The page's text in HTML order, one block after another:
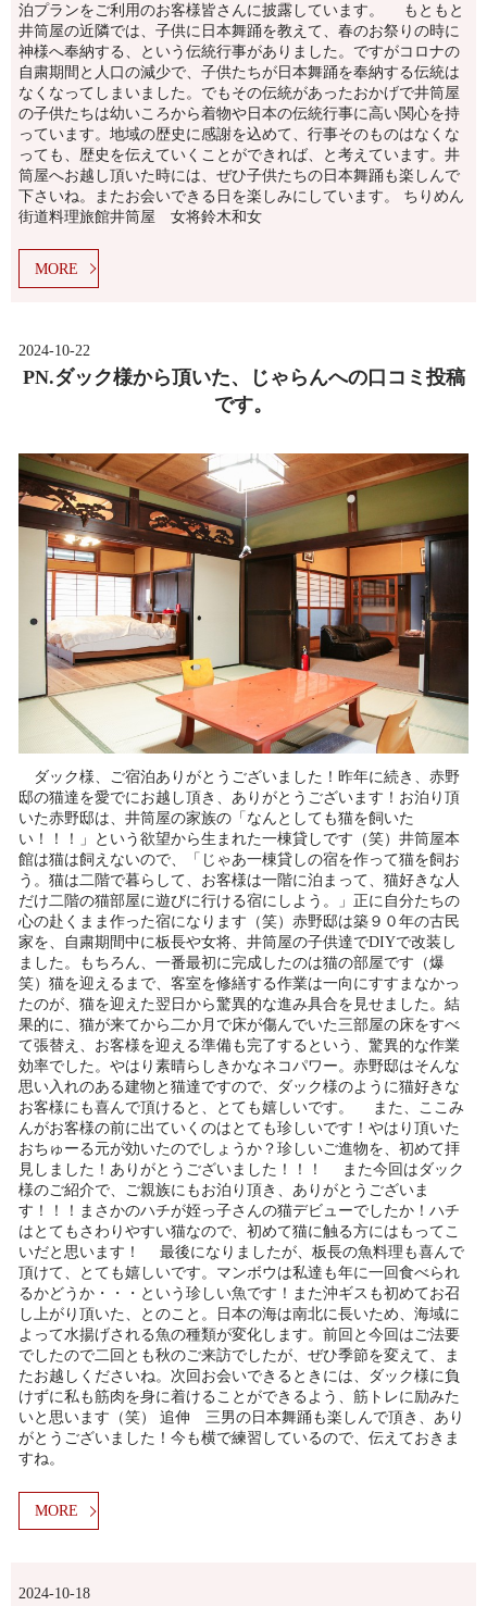
泊プランをご利用のお客様皆さんに披露しています。 もともと
井筒屋の近隣では、子供に日本舞踊を教えて、春のお祭りの時に
神様へ奉納する、という伝統行事がありました。ですがコロナの
自粛期間と人口の減少で、子供たちが日本舞踊を奉納する伝統は
なくなってしまいました。でもその伝統があったおかげで井筒屋
の子供たちは幼いころから着物や日本の伝統行事に高い関心を持
っています。地域の歴史に感謝を込めて、行事そのものはなくな
っても、歴史を伝えていくことができれば、と考えています。井
筒屋へお越し頂いた時には、ぜひ子供たちの日本舞踊も楽しんで
下さいね。またお会いできる日を楽しみにしています。 ちりめん
街道料理旅館井筒屋 女将鈴木和女
MORE
2024-10-22
PN.ダック様から頂いた、じゃらんへの口コミ投稿
です。
ダック様、ご宿泊ありがとうございました！昨年に続き、赤野
邸の猫達を愛でにお越し頂き、ありがとうございます！お泊り頂
いた赤野邸は、井筒屋の家族の「なんとしても猫を飼いた
い！！！」という欲望から生まれた一棟貸しです（笑）井筒屋本
館は猫は飼えないので、「じゃあ一棟貸しの宿を作って猫を飼お
う。猫は二階で暮らして、お客様は一階に泊まって、猫好きな人
だけ二階の猫部屋に遊びに行ける宿にしよう。」正に自分たちの
心の赴くまま作った宿になります（笑）赤野邸は築９０年の古民
家を、自粛期間中に板長や女将、井筒屋の子供達でDIYで改装し
ました。もちろん、一番最初に完成したのは猫の部屋です（爆
笑）猫を迎えるまで、客室を修繕する作業は一向にすすまなかっ
たのが、猫を迎えた翌日から驚異的な進み具合を見せました。結
果的に、猫が来てから二か月で床が傷んでいた三部屋の床をすべ
て張替え、お客様を迎える準備も完了するという、驚異的な作業
効率でした。やはり素晴らしきかなネコパワー。赤野邸はそんな
思い入れのある建物と猫達ですので、ダック様のように猫好きな
お客様にも喜んで頂けると、とても嬉しいです。 また、ここみ
んがお客様の前に出ていくのはとても珍しいです！やはり頂いた
おちゅーる元が効いたのでしょうか？珍しいご進物を、初めて拝
見しました！ありがとうございました！！！ また今回はダック
様のご紹介で、ご親族にもお泊り頂き、ありがとうございま
す！！！まさかのハチが姪っ子さんの猫デビューでしたか！ハチ
はとてもさわりやすい猫なので、初めて猫に触る方にはもってこ
いだと思います！ 最後になりましたが、板長の魚料理も喜んで
頂けて、とても嬉しいです。マンボウは私達も年に一回食べられ
るかどうか・・・という珍しい魚です！また沖ギスも初めてお召
し上がり頂いた、とのこと。日本の海は南北に長いため、海域に
よって水揚げされる魚の種類が変化します。前回と今回はご法要
でしたので二回とも秋のご来訪でしたが、ぜひ季節を変えて、ま
たお越しくださいね。次回お会いできるときには、ダック様に負
けずに私も筋肉を身に着けることができるよう、筋トレに励みた
いと思います（笑） 追伸 三男の日本舞踊も楽しんで頂き、あり
がとうございました！今も横で練習しているので、伝えておきま
すね。
MORE
2024-10-18